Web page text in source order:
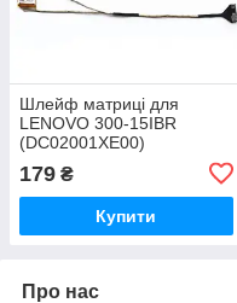
Шлейф матриці для
LENOVO 300-15IBR
(DC02001XE00)
179 ₴
Купити
Про нас